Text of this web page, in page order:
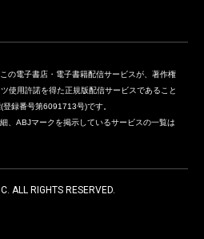
の電子書店・電子書籍配信サービスが、著作権
使用許諾を得た正規版配信サービスであること
登録番号第6091713号)です。
、ABJマークを掲示しているサービスの一覧は
ALL RIGHTS RESERVED.